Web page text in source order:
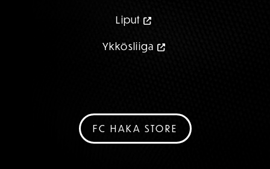
Liput
Ykkösliiga
FC HAKA STORE